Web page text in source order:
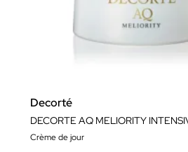
Decorté
Crème de jour